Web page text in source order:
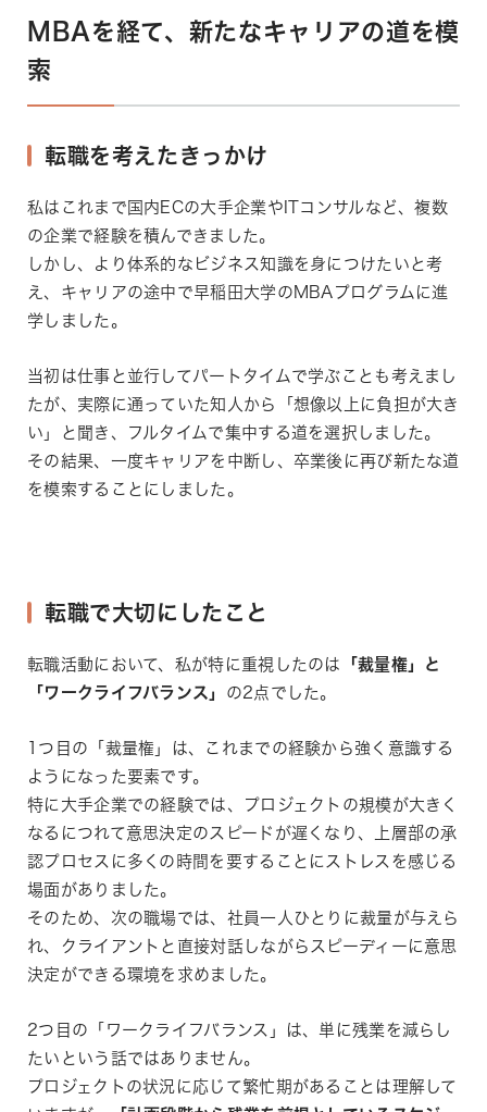
MBAを経て、新たなキャリアの道を模
索
転職を考えたきっかけ
私はこれまで国内ECの大手企業やITコンサルなど、複数
の企業で経験を積んできました。
しかし、より体系的なビジネス知識を身につけたいと考
え、キャリアの途中で早稲田大学のMBAプログラムに進
学しました。
当初は仕事と並行してパートタイムで学ぶことも考えまし
たが、実際に通っていた知人から「想像以上に負担が大き
い」と聞き、フルタイムで集中する道を選択しました。
その結果、一度キャリアを中断し、卒業後に再び新たな道
を模索することにしました。
転職で大切にしたこと
転職活動において、私が特に重視したのは
「裁量権」と
「ワークライフバランス」 の2点でした。
1つ目の「裁量権」は、これまでの経験から強く意識する
ようになった要素です。
特に大手企業での経験では、プロジェクトの規模が大きく
なるにつれて意思決定のスピードが遅くなり、上層部の承
認プロセスに多くの時間を要することにストレスを感じる
場面がありました。
そのため、次の職場では、社員一人ひとりに裁量が与えら
れ、クライアントと直接対話しながらスピーディーに意思
決定ができる環境を求めました。
2つ目の「ワークライフバランス」は、単に残業を減らし
たいという話ではありません。
プロジェクトの状況に応じて繁忙期があることは理解して